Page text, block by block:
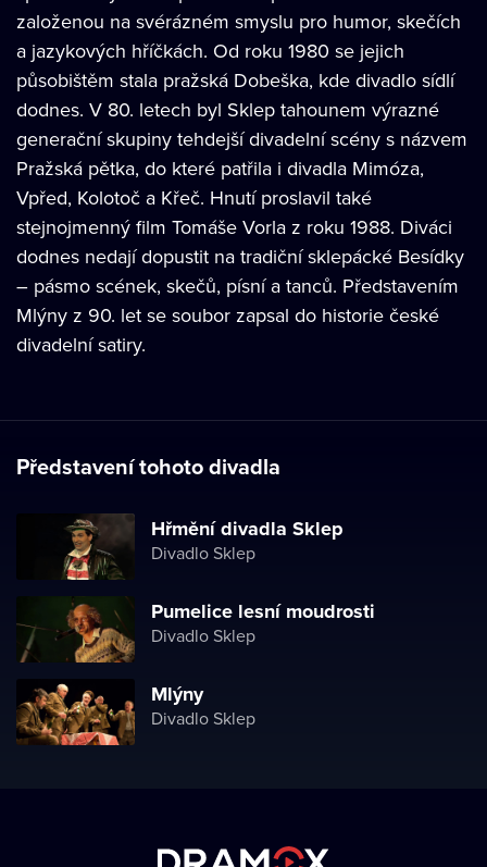
založenou na svérázném smyslu pro humor, skečích
a jazykových hříčkách. Od roku 1980 se jejich
působištěm stala pražská Dobeška, kde divadlo sídlí
dodnes. V 80. letech byl Sklep tahounem výrazné
generační skupiny tehdejší divadelní scény s názvem
Pražská pětka, do které patřila i divadla Mimóza,
Vpřed, Kolotoč a Křeč. Hnutí proslavil také
stejnojmenný film Tomáše Vorla z roku 1988. Diváci
dodnes nedají dopustit na tradiční sklepácké Besídky
– pásmo scének, skečů, písní a tanců. Představením
Mlýny z 90. let se soubor zapsal do historie české
divadelní satiry.
Představení tohoto divadla
Hřmění divadla Sklep
Divadlo Sklep
Pumelice lesní moudrosti
Divadlo Sklep
Mlýny
Divadlo Sklep